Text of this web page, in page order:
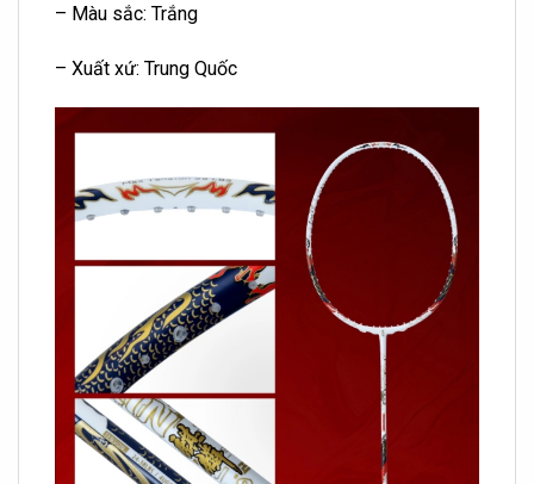
– Màu sắc: Trắng
– Xuất xứ: Trung Quốc